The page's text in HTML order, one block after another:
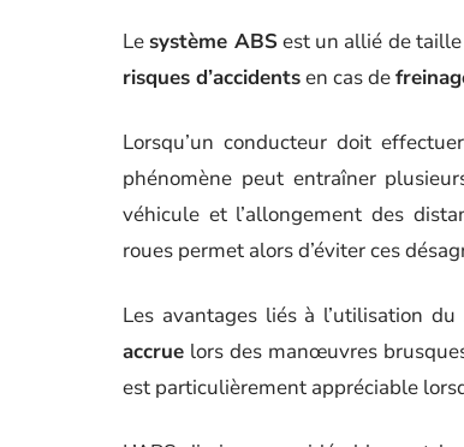
Le système ABSest un allié de
risques d’accidentsen cas de
Lorsqu’un conducteur doit
phénomène peut entraîner
véhicule et l’allongement des
roues permet alors d’éviter ces
Les avantages liés à l’utilisation du
accrue lors des manœuvres
est particulièrement appréciable